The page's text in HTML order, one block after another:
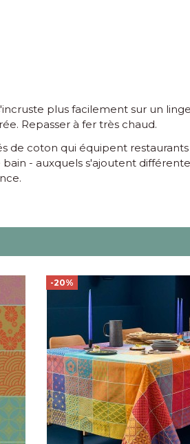
plus facilement sur un
Repasser à fer très chaud.
de coton qui équipent
- auxquels s'ajoutent
-20%